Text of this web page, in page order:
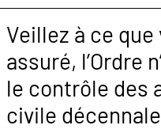
Veillez à ce
assuré, l’Ordre
le contrôle des
civile